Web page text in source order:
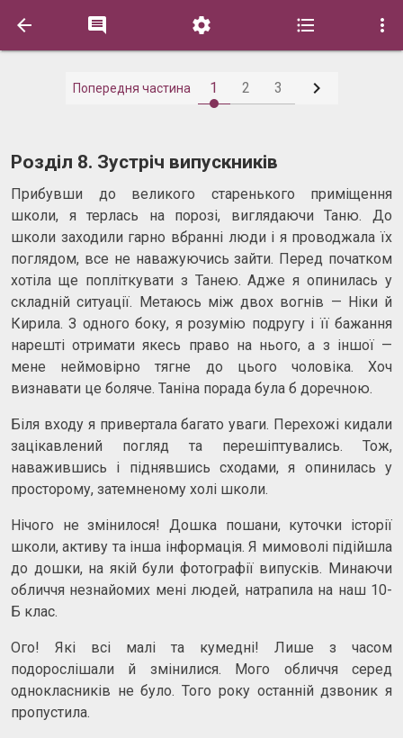
    
Попередня частина 1 2 3 
Розділ 8. Зустріч випускників
Прибувши до великого старенького приміщення
школи, я терлась на порозі, виглядаючи Таню. До
школи заходили гарно вбранні люди і я проводжала їх
поглядом, все не наважуючись зайти. Перед початком
хотіла ще попліткувати з Танею. Адже я опинилась у
складній ситуації. Метаюсь між двох вогнів — Ніки й
Кирила. З одного боку, я розумію подругу і її бажання
нарешті отримати якесь право на нього, а з іншої —
мене неймовірно тягне до цього чоловіка. Хоч
визнавати це боляче. Таніна порада була б доречною.
Біля входу я привертала багато уваги. Перехожі кидали
зацікавлений погляд та перешіптувались. Тож,
наважившись і піднявшись сходами, я опинилась у
просторому, затемненому холі школи.
Нічого не змінилося! Дошка пошани, куточки історії
школи, активу та інша інформація. Я мимоволі підійшла
до дошки, на якій були фотографії випусків. Минаючи
обличчя незнайомих мені людей, натрапила на наш 10-
Б клас.
Ого! Які всі малі та кумедні! Лише з часом
подорослішали й змінилися. Мого обличчя серед
однокласників не було. Того року останній дзвоник я
пропустила.